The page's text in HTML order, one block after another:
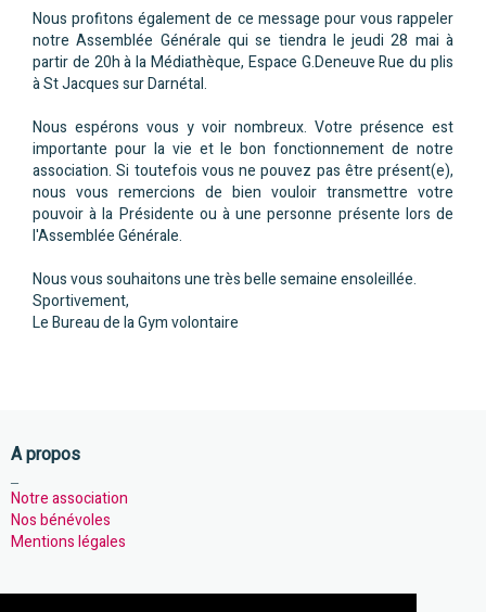
Nous profitons également de ce message pour vous rappeler
notre Assemblée Générale qui se tiendra le jeudi 28 mai à
partir de 20h à la Médiathèque, Espace G.Deneuve Rue du plis
à St Jacques sur Darnétal.
Nous espérons vous y voir nombreux. Votre présence est
importante pour la vie et le bon fonctionnement de notre
association. Si toutefois vous ne pouvez pas être présent(e),
nous vous remercions de bien vouloir transmettre votre
pouvoir à la Présidente ou à une personne présente lors de
l'Assemblée Générale.
Nous vous souhaitons une très belle semaine ensoleillée.
Sportivement,
Le Bureau de la Gym volontaire
A propos
Notre association
Nos bénévoles
Mentions légales